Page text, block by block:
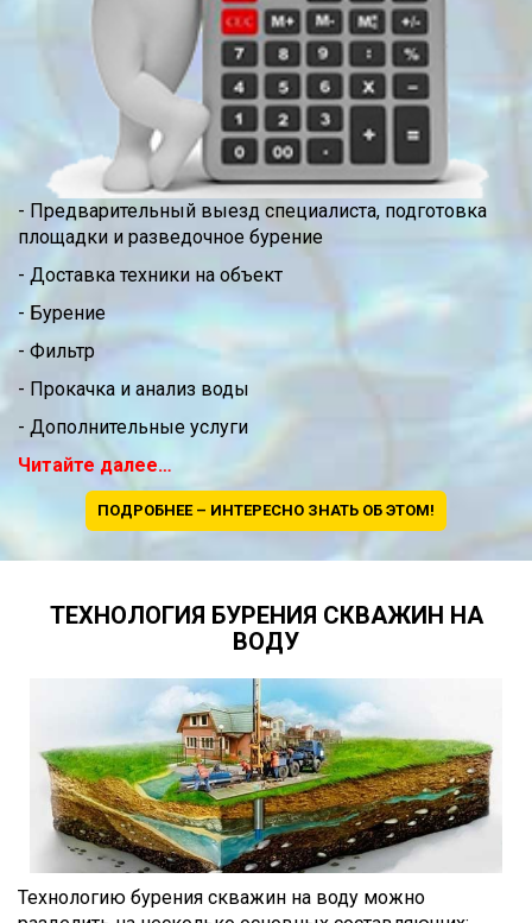
- Предварительный выезд специалиста, подготовка
площадки и разведочное бурение
- Доставка техники на объект
- Бурение
- Фильтр
- Прокачка и анализ воды
- Дополнительные услуги
Читайте далее…
ПОДРОБНЕЕ – ИНТЕРЕСНО ЗНАТЬ ОБ ЭТОМ!
ТЕХНОЛОГИЯ БУРЕНИЯ СКВАЖИН НА
ВОДУ
Технологию бурения скважин на воду можно